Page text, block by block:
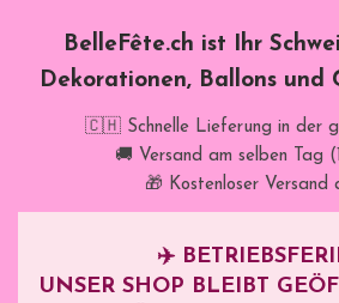
BelleFête.ch ist Ihr
Dekorationen, Ballons und
🇨🇭 Schnelle Lieferung in der
🚚 Versand am selben Tag
🎁 Kostenloser Versand
✈️
UNSER SHOP BLEIBT